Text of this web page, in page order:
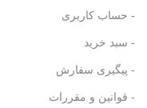
- حساب کاربری
- سبد خرید
- پیگیری سفارش
- قوانین و مقررات